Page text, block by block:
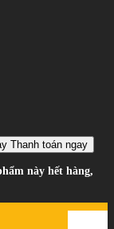
Thanh toán ngay
này hết hàng,